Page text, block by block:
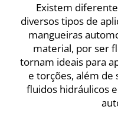
Existem
diversos tipos de
mangueiras
material, por ser
tornam ideais para
e torções, além de
fluidos hidráulicos